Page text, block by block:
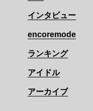
インタビュー
encoremode
ランキング
アイドル
アーカイブ